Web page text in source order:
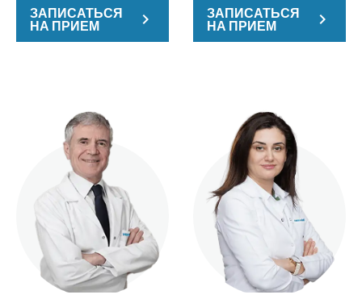
ЗАПИСАТЬСЯ
НА ПРИЕМ
ЗАПИСАТЬСЯ
НА ПРИЕМ